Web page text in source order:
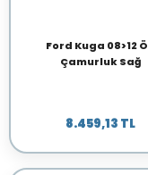
Ford Kuga 08>12
Çamurluk Sağ
8.459,13 TL